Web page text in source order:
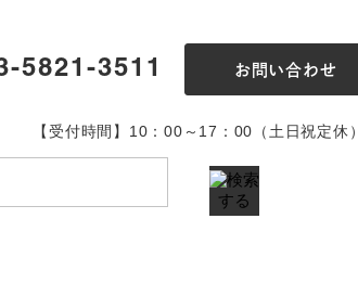
5821-3511 お問い合わせ
【受付時間】10：00～17：00（土日祝定休）